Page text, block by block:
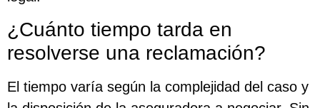
¿Cuánto tiempo tarda en
resolverse una reclamación?
El tiempo varía según la complejidad del caso y